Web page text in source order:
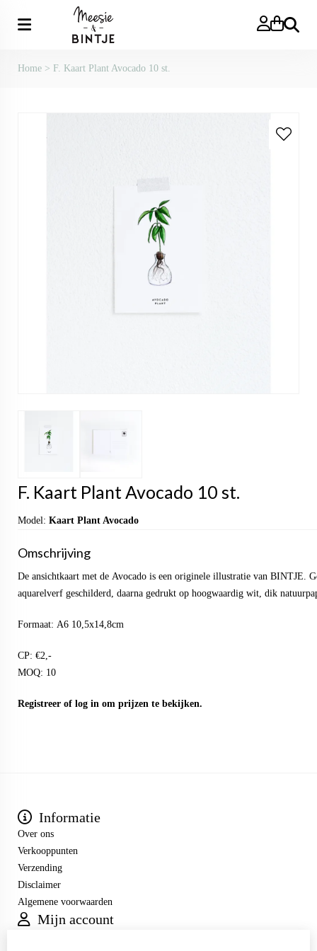
Zoeken
Home > F. Kaart Plant Avocado 10 st.
F. Kaart Plant Avocado 10 st.
Model: Kaart Plant Avocado
Omschrijving
De ansichtkaart met de Avocado is een originele illustratie van BINTJE.
aquarelverf geschilderd, daarna gedrukt op hoogwaardig wit, dik
Formaat: A6 10,5x14,8cm
CP: €2,-
MOQ: 10
Registreer of log in om prijzen te bekijken.
Informatie
Over ons
Verkooppunten
Verzending
Disclaimer
Algemene voorwaarden
Mijn account